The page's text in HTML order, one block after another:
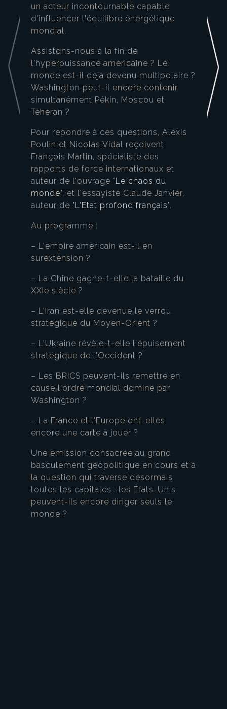
un acteur incontournable capable
d'influencer l'équilibre énergétique
mondial.
Assistons-nous à la fin de
l'hyperpuissance américaine ? Le
monde est-il déjà devenu multipolaire ?
Washington peut-il encore contenir
simultanément Pékin, Moscou et
Téhéran ?
Pour répondre à ces questions, Alexis
Poulin et Nicolas Vidal reçoivent
François Martin, spécialiste des
rapports de force internationaux et
auteur de l'ouvrage " Le chaos du
monde", et l'essayiste Claude Janvier,
auteur de " L'Etat profond français".
Au programme :
– L'empire américain est-il en
surextension ?
– La Chine gagne-t-elle la bataille du
XXIe siècle ?
– L'Iran est-elle devenue le verrou
stratégique du Moyen-Orient ?
– L'Ukraine révèle-t-elle l'épuisement
stratégique de l'Occident ?
– Les BRICS peuvent-ils remettre en
cause l'ordre mondial dominé par
Washington ?
– La France et l'Europe ont-elles
encore une carte à jouer ?
Une émission consacrée au grand
basculement géopolitique en cours et à
la question qui traverse désormais
toutes les capitales : les États-Unis
peuvent-ils encore diriger seuls le
monde ?